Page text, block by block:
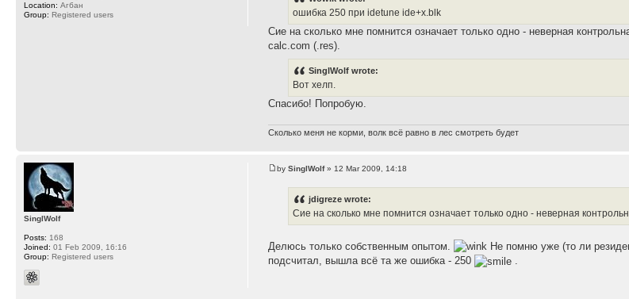
ошибка 250 при idetune ide+x.blk
Сие на сколько мне помнится означает только одно - неверная
calc.com (.res).
SinglWolf wrote:
Вот хелп.
Спасибо! Попробую.
Сколько меня не корми, волк всё равно в лес смотреть будет
Location: Агбан
Group: Registered users
bySinglWolf» 12 Mar 2009, 14:18
jdigreze wrote:
Сие на сколько мне помнится означает только одно - неверная
Делюсь только собственным опытом.
Не помню уже (то ли
подсчитал, вышла всё та же ошибка - 250
.
SinglWolf
Posts: 168
Joined: 01 Feb 2009, 16:16
Group: Registered users